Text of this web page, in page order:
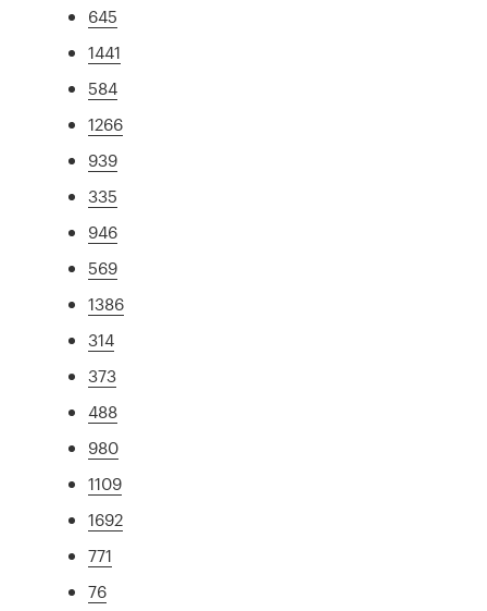
645
1441
584
1266
939
335
946
569
1386
314
373
488
980
1109
1692
771
76